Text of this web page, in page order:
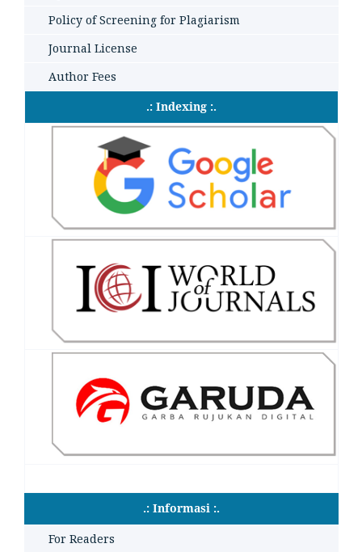
Policy of Screening for Plagiarism
Journal License
Author Fees
.: Indexing :.
.: Informasi :.
For Readers